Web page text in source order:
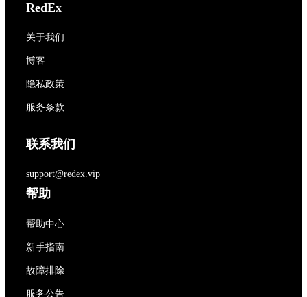
RedEx
关于我们
博客
隐私政策
服务条款
联系我们
support@redex.vip
帮助
帮助中心
新手指南
故障排除
服务公告